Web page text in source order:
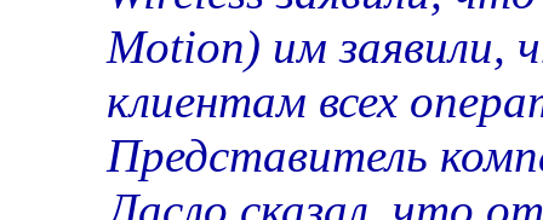
Motion) им заявили,
клиентам всех
Представитель
Ласло сказал, что